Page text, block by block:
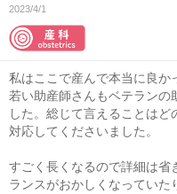
2023/4/1
私はここで産んで本当に良か
若い助産師さんもベテランの
した。総じて言えることは
対応してくださいました。
すごく長くなるので詳細は省
ランスがおかしくなっていた